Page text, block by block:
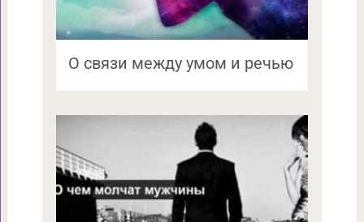
О связи между умом и речью